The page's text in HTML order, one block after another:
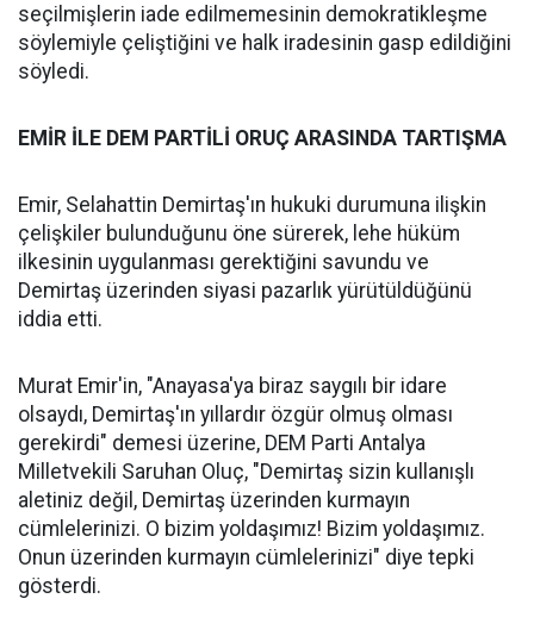
seçilmişlerin iade edilmemesinin demokratikleşme
söylemiyle çeliştiğini ve halk iradesinin gasp edildiğini
söyledi.
EMİR İLE DEM PARTİLİ ORUÇ ARASINDA TARTIŞMA
Emir, Selahattin Demirtaş'ın hukuki durumuna ilişkin
çelişkiler bulunduğunu öne sürerek, lehe hüküm
ilkesinin uygulanması gerektiğini savundu ve
Demirtaş üzerinden siyasi pazarlık yürütüldüğünü
iddia etti.
Murat Emir'in, "Anayasa'ya biraz saygılı bir idare
olsaydı, Demirtaş'ın yıllardır özgür olmuş olması
gerekirdi" demesi üzerine, DEM Parti Antalya
Milletvekili Saruhan Oluç, "Demirtaş sizin kullanışlı
aletiniz değil, Demirtaş üzerinden kurmayın
cümlelerinizi. O bizim yoldaşımız! Bizim yoldaşımız.
Onun üzerinden kurmayın cümlelerinizi" diye tepki
gösterdi.